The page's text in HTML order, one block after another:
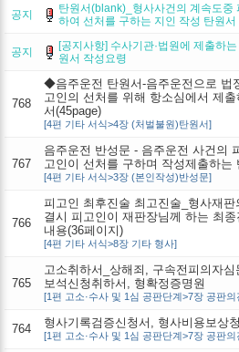
공지
탄원서(blank)_형사사건의 계속도중
하여 선처를 구하는 지인 작성 탄원서
공지
[공지사항] 수사기관·법원에 제출하
원서 작성요령
768
◆음주운전 탄원서-음주운전으로 법
고인의 선처를 위해 항소심에서 제출
서(45page)
[4편 기타 서식>4장 (처벌불원)탄원서]
767
음주운전 반성문 - 음주운전 사건의
고인이 선처를 구하며 작성제출하는
[4편 기타 서식>3장 (본인작성)반성문]
766
피고인 최후진술 최고진술_형사재판
결시 피고인이 재판장님께 하는 최종
내용(36페이지)
[4편 기타 서식>8장 기타 형사]
765
고소취하서_상해죄, 구속전피의자심
보석신청취하서, 형확정증명원
[1편 고소·수사 및 1심 공판단계>7장 공판의
764 형사기록검증신청서, 형사비용보상
[1편 고소·수사 및 1심 공판단계>7장 공판의